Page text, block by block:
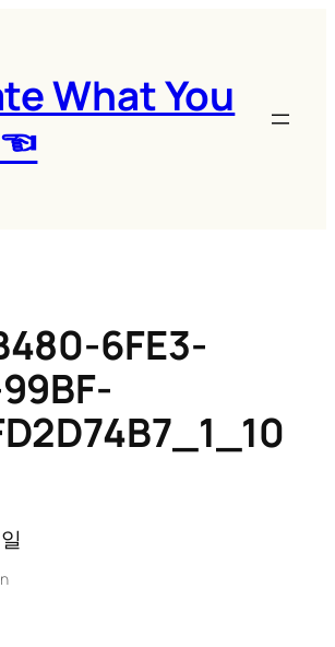
What You
☜
6FE3-